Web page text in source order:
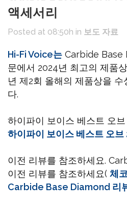
액세서리
Posted at 08:50h in 보도 자료
Hi-Fi Voice는 Carbide Base
문에서 2024년 최고의 제품
년 제2회 올해의 제품상을
다.
하이파이 보이스 베스트 오
하이파이 보이스 베스트 오
이전 리뷰를 참조하세요.
이전 리뷰를 참조하세요( 체
Carbide Base Diamond 리